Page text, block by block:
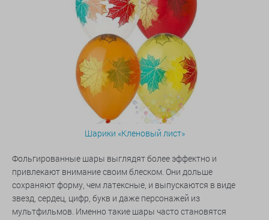
Шарики «Кленовый лист»
Фольгированные шары выглядят более эффектно и
привлекают внимание своим блеском. Они дольше
сохраняют форму, чем латексные, и выпускаются в виде
звезд, сердец, цифр, букв и даже персонажей из
мультфильмов. Именно такие шары часто становятся